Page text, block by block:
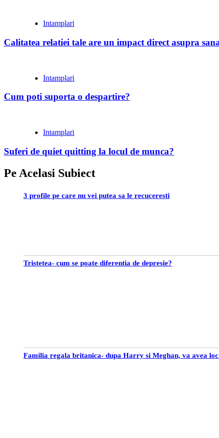
Intamplari
Calitatea relatiei tale are un impact direct asupra
Intamplari
Cum poti suporta o despartire?
Intamplari
Suferi de quiet quitting la locul de munca?
Pe Acelasi Subiect
3 profile pe care nu vei putea sa le recuceresti
Tristetea- cum se poate diferentia de depresie?
Familia regala britanica- dupa Harry si Meghan, va avea